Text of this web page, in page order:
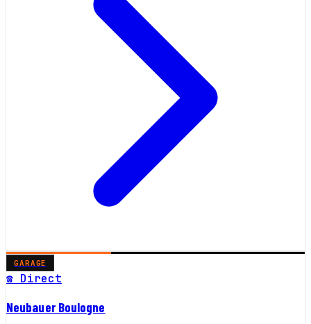
GARAGE
☎ Direct
Neubauer Boulogne